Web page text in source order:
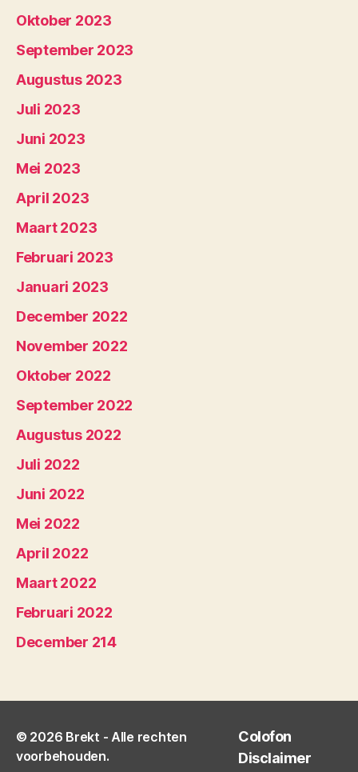
Oktober 2023
September 2023
Augustus 2023
Juli 2023
Juni 2023
Mei 2023
April 2023
Maart 2023
Februari 2023
Januari 2023
December 2022
November 2022
Oktober 2022
September 2022
Augustus 2022
Juli 2022
Juni 2022
Mei 2022
April 2022
Maart 2022
Februari 2022
December 214
© 2026 Brekt - Alle rechten
voorbehouden.
Colofon
Disclaimer